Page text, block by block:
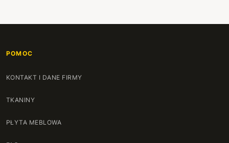
POMOC
KONTAKT I DANE FIRMY
TKANINY
PŁYTA MEBLOWA